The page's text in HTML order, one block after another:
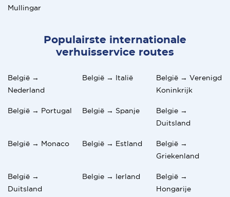
Mullingar
Populairste internationale
verhuisservice routes
België →
Nederland
België → Italië
België → Verenigd
Koninkrijk
België → Portugal België → Spanje
Belgie →
Duitsland
België → Monaco België → Estland
België →
Griekenland
België →
Duitsland
Belgie → Ierland
België →
Hongarije